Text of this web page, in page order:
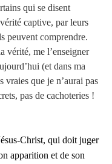
qui se disent
captive, par leurs
peuvent comprendre.
vérité, me l’enseigner
(et dans ma
vraies que je n’aurai pas
pas de cachoteries !
Christ, qui doit juger
apparition et de son